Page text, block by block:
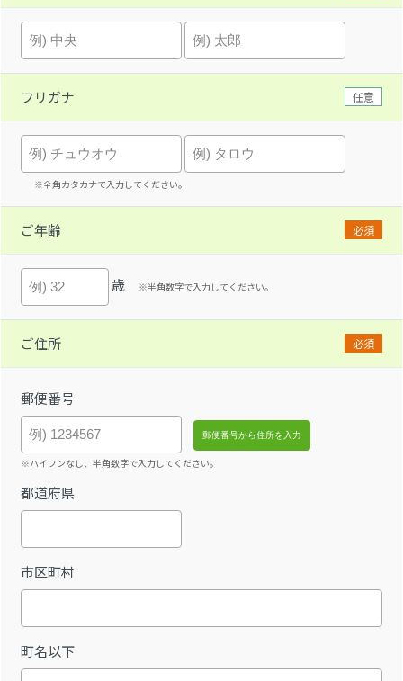
フリガナ 任意
※全角カタカナで入力してください。
ご年齢 必須
歳 ※半角数字で入力してください。
ご住所 必須
郵便番号
※ハイフンなし、半角数字で入力してください。
都道府県
市区町村
町名以下